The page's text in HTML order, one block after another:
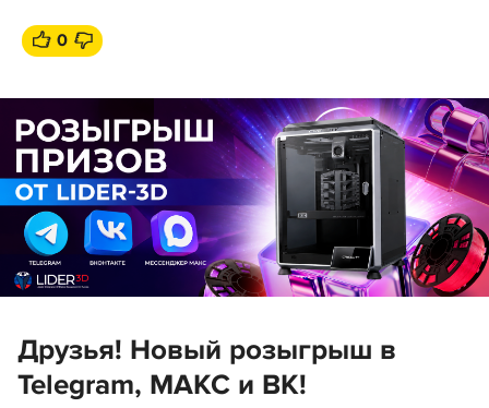
0
Друзья! Новый розыгрыш в
Telegram, МАКС и ВК!